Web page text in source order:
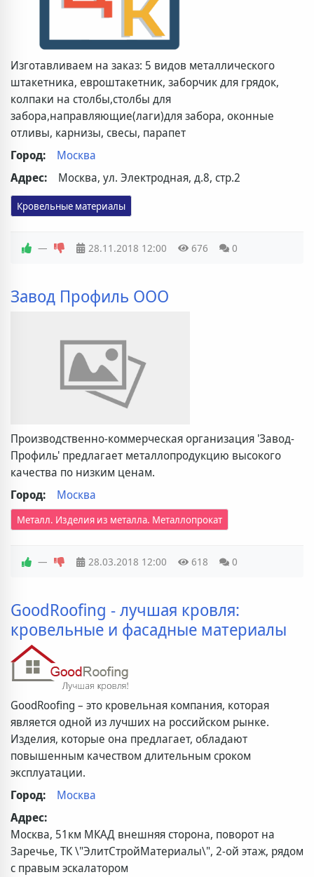
Изготавливаем на заказ: 5 видов металлического
штакетника, евроштакетник, заборчик для грядок,
колпаки на столбы,столбы для
забора,направляющие(лаги)для забора, оконные
отливы, карнизы, свесы, парапет
Город:
Москва
Адрес:
Москва, ул. Электродная, д.8, стр.2
Кровельные материалы
— 28.11.2018 12:00 676 0
Завод Профиль ООО
Производственно-коммерческая организация 'Завод-
Профиль' предлагает металлопродукцию высокого
качества по низким ценам.
Город:
Москва
Металл. Изделия из металла. Металлопрокат
— 28.03.2018 12:00 618 0
GoodRoofing - лучшая кровля:
кровельные и фасадные материалы
GoodRoofing – это кровельная компания, которая
является одной из лучших на российском рынке.
Изделия, которые она предлагает, обладают
повышенным качеством длительным сроком
эксплуатации.
Город:
Москва
Адрес:
Москва, 51км МКАД внешняя сторона, поворот на
Заречье, ТК \"ЭлитСтройМатериалы\", 2-ой этаж, рядом
с правым эскалатором